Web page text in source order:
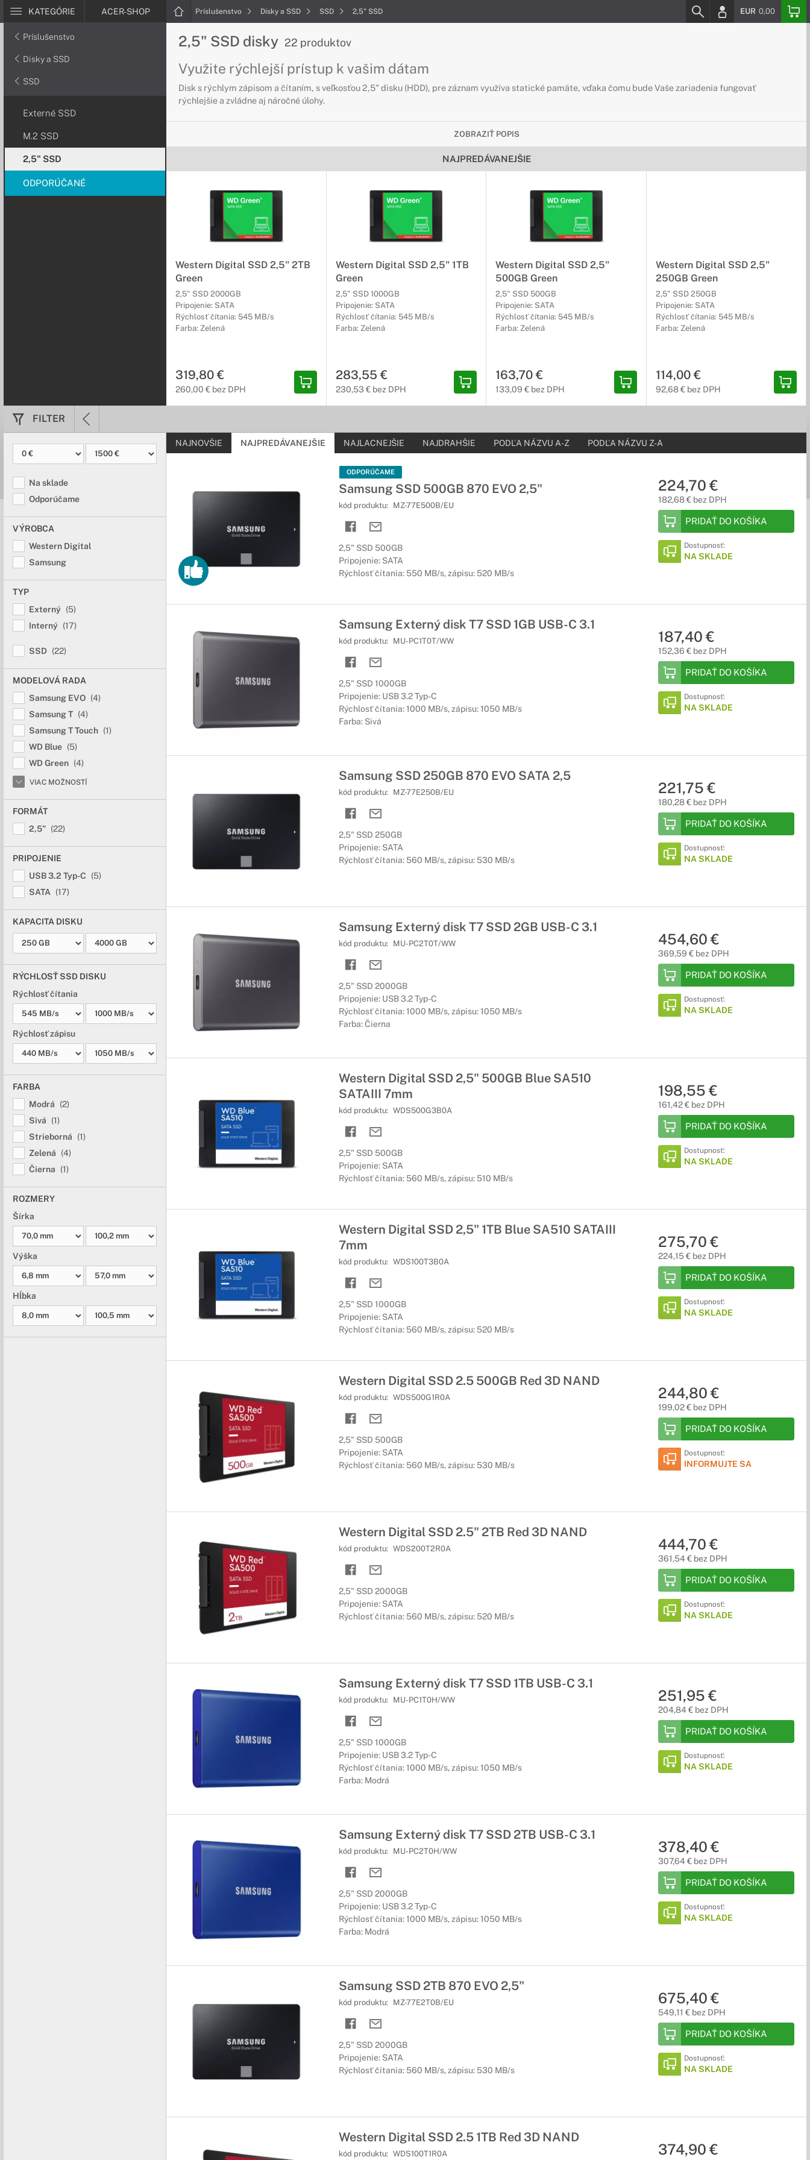
KATEGÓRIE ACER-SHOP Príslušenstvo Disky a SSD SSD 2,5" SSD EUR 0,00
Príslušenstvo
Disky a SSD
SSD
Externé SSD
M.2 SSD
2,5" SSD
ODPORÚČANÉ
2,5" SSD disky 22 produktov
Využite rýchlejší prístup k vašim dátam
Disk s rýchlym zápisom a čítaním, s veľkosťou 2,5" disku (HDD), pre záznam využíva statické pamäte, vďaka čomu bude Vaše zariadenia fungovať
rýchlejšie a zvládne aj náročné úlohy.
ZOBRAZIŤ POPIS
NAJPREDÁVANEJŠIE
Western Digital SSD 2,5" 2TB
Green
2,5" SSD 2000GB
Pripojenie: SATA
Rýchlosť čítania: 545 MB/s
Farba: Zelená
319,80 €
260,00 € bez DPH
Western Digital SSD 2,5" 1TB
Green
2,5" SSD 1000GB
Pripojenie: SATA
Rýchlosť čítania: 545 MB/s
Farba: Zelená
283,55 €
230,53 € bez DPH
Western Digital SSD 2,5"
500GB Green
2,5" SSD 500GB
Pripojenie: SATA
Rýchlosť čítania: 545 MB/s
Farba: Zelená
163,70 €
133,09 € bez DPH
Western Digital SSD 2,5"
250GB Green
2,5" SSD 250GB
Pripojenie: SATA
Rýchlosť čítania: 545 MB/s
Farba: Zelená
114,00 €
92,68 € bez DPH
FILTER
Na sklade
Odporúčame
VÝROBCA
Western Digital
Samsung
TYP
Externý (5)
Interný (17)
SSD (22)
MODELOVÁ RADA
Samsung EVO (4)
Samsung T (4)
Samsung T Touch (1)
WD Blue (5)
WD Green (4)
VIAC MOŽNOSTÍ
FORMÁT
2,5" (22)
PRIPOJENIE
USB 3.2 Typ-C
(5)
SATA
(17)
KAPACITA DISKU
RÝCHLOSŤ SSD DISKU
Rýchlosť čítania
Rýchlosť zápisu
FARBA
Modrá
(2)
Sivá
(1)
Strieborná
(1)
Zelená
(4)
Čierna
(1)
ROZMERY
Šírka
Výška
Hĺbka
NAJNOVŠIE NAJPREDÁVANEJŠIE NAJLACNEJŠIE NAJDRAHŠIE PODĽA NÁZVU A-Z PODĽA NÁZVU Z-A
ODPORÚČAME
Samsung SSD 500GB 870 EVO 2,5"
kód produktu: MZ-77E500B/EU
2,5" SSD 500GB
Pripojenie: SATA
Rýchlosť čítania: 550 MB/s, zápisu: 520 MB/s
224,70 €
182,68 € bez DPH
PRIDAŤ DO KOŠÍKA
Dostupnosť:
NA SKLADE
Samsung Externý disk T7 SSD 1GB USB-C 3.1
kód produktu: MU-PC1T0T/WW
2,5" SSD 1000GB
Pripojenie: USB 3.2 Typ-C
Rýchlosť čítania: 1000 MB/s, zápisu: 1050 MB/s
Farba: Sivá
187,40 €
152,36 € bez DPH
PRIDAŤ DO KOŠÍKA
Dostupnosť:
NA SKLADE
Samsung SSD 250GB 870 EVO SATA 2,5
kód produktu: MZ-77E250B/EU
2,5" SSD 250GB
Pripojenie: SATA
Rýchlosť čítania: 560 MB/s, zápisu: 530 MB/s
221,75 €
180,28 € bez DPH
PRIDAŤ DO KOŠÍKA
Dostupnosť:
NA SKLADE
Samsung Externý disk T7 SSD 2GB USB-C 3.1
kód produktu: MU-PC2T0T/WW
2,5" SSD 2000GB
Pripojenie: USB 3.2 Typ-C
Rýchlosť čítania: 1000 MB/s, zápisu: 1050 MB/s
Farba: Čierna
454,60 €
369,59 € bez DPH
PRIDAŤ DO KOŠÍKA
Dostupnosť:
NA SKLADE
Western Digital SSD 2,5" 500GB Blue SA510
SATAIII 7mm
kód produktu: WDS500G3B0A
2,5" SSD 500GB
Pripojenie: SATA
Rýchlosť čítania: 560 MB/s, zápisu: 510 MB/s
198,55 €
161,42 € bez DPH
PRIDAŤ DO KOŠÍKA
Dostupnosť:
NA SKLADE
Western Digital SSD 2,5" 1TB Blue SA510 SATAIII
7mm
kód produktu: WDS100T3B0A
2,5" SSD 1000GB
Pripojenie: SATA
Rýchlosť čítania: 560 MB/s, zápisu: 520 MB/s
275,70 €
224,15 € bez DPH
PRIDAŤ DO KOŠÍKA
Dostupnosť:
NA SKLADE
Western Digital SSD 2.5 500GB Red 3D NAND
kód produktu: WDS500G1R0A
2,5" SSD 500GB
Pripojenie: SATA
Rýchlosť čítania: 560 MB/s, zápisu: 530 MB/s
244,80 €
199,02 € bez DPH
PRIDAŤ DO KOŠÍKA
Dostupnosť:
INFORMUJTE SA
Western Digital SSD 2.5" 2TB Red 3D NAND
kód produktu: WDS200T2R0A
2,5" SSD 2000GB
Pripojenie: SATA
Rýchlosť čítania: 560 MB/s, zápisu: 520 MB/s
444,70 €
361,54 € bez DPH
PRIDAŤ DO KOŠÍKA
Dostupnosť:
NA SKLADE
Samsung Externý disk T7 SSD 1TB USB-C 3.1
kód produktu: MU-PC1T0H/WW
2,5" SSD 1000GB
Pripojenie: USB 3.2 Typ-C
Rýchlosť čítania: 1000 MB/s, zápisu: 1050 MB/s
Farba: Modrá
251,95 €
204,84 € bez DPH
PRIDAŤ DO KOŠÍKA
Dostupnosť:
NA SKLADE
Samsung Externý disk T7 SSD 2TB USB-C 3.1
kód produktu: MU-PC2T0H/WW
2,5" SSD 2000GB
Pripojenie: USB 3.2 Typ-C
Rýchlosť čítania: 1000 MB/s, zápisu: 1050 MB/s
Farba: Modrá
378,40 €
307,64 € bez DPH
PRIDAŤ DO KOŠÍKA
Dostupnosť:
NA SKLADE
Samsung SSD 2TB 870 EVO 2,5"
kód produktu: MZ-77E2T0B/EU
2,5" SSD 2000GB
Pripojenie: SATA
Rýchlosť čítania: 560 MB/s, zápisu: 530 MB/s
675,40 €
549,11 € bez DPH
PRIDAŤ DO KOŠÍKA
Dostupnosť:
NA SKLADE
Western Digital SSD 2.5 1TB Red 3D NAND
kód produktu: WDS100T1R0A 374,90 €